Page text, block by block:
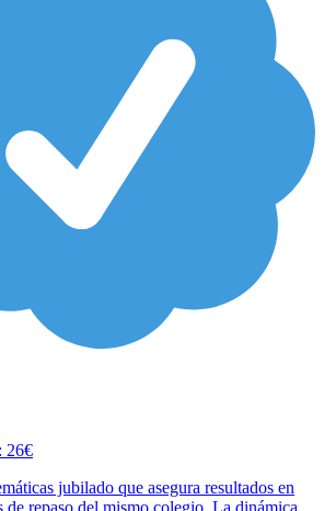
26€
jubilado que asegura resultados en
de repaso del mismo colegio. La dinámica